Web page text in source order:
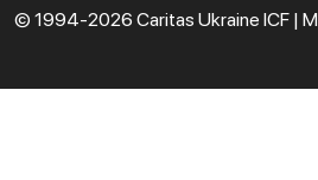
© 1994-2026 Caritas Ukraine ICF |